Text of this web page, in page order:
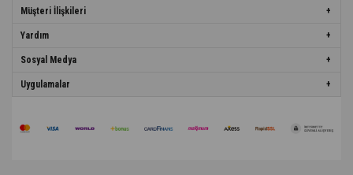
Müşteri İlişkileri
Yardım
Sosyal Medya
Uygulamalar